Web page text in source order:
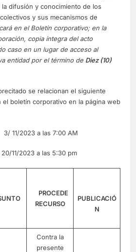
difusión y conocimiento de los
y sus mecanismos de
en el Boletín corporativo; en la
copia íntegra del acto
o caso en un lugar de acceso al
entidad por el término de Diez (10)
se relacionan el siguiente
el boletín corporativo en la página web
2023 a las 7:00 AM
11/2023 a las 5:30 pm
PROCEDE
RECURSO
PUBLICACIÓ
N
Contra la
presente